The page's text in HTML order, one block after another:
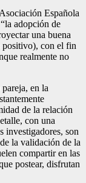
Española
adopción de
una buena
positivo), con el fin
realmente no
en la
de la relación
con una
investigadores, son
la validación de la
compartir en las
postear, disfrutan